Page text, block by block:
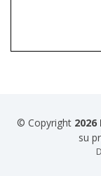
© Copyright
su